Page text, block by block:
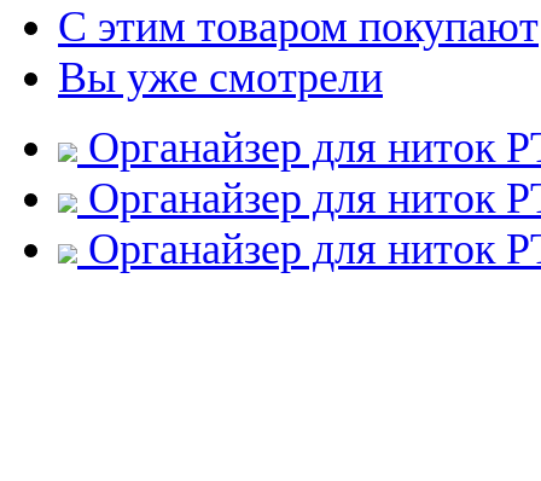
С этим товаром покупают
Вы уже смотрели
Органайзер для ниток
Органайзер для ниток
Органайзер для ниток